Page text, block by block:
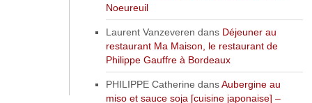
Noeureuil
Laurent Vanzeveren dans Déjeuner au
restaurant Ma Maison, le restaurant de
Philippe Gauffre à Bordeaux
PHILIPPE Catherine dansAubergine au
miso et sauce soja [cuisine japonaise] –